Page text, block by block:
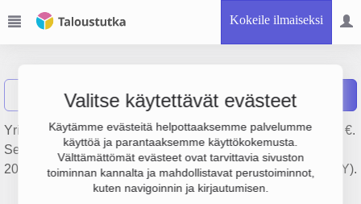
Kokeile ilmaiseksi
Valitse käytettävät evästeet
Käytämme evästeitä helpottaaksemme palvelumme
käyttöä ja parantaaksemme käyttökokemusta.
Välttämättömät evästeet ovat tarvittavia sivuston
toiminnan kannalta ja mahdollistavat perustoiminnot,
kuten navigoinnin ja kirjautumisen.
Näytä haku Opaa Oy Raportit
Yrityksen Opaa Oy liikevaihto on 380 000 € ja tulos -15 000 €.
Sen päätoimiala on Talonrakentaminen, perustamisvuosi
2009 ja sijainti Vantaa. Yrityksen yhtiömuoto Osakeyhtiö (OY).